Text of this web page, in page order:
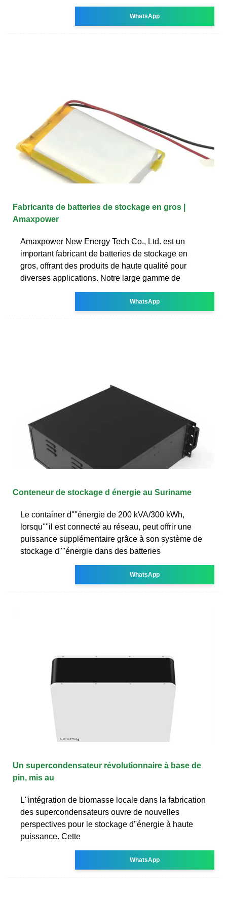
WhatsApp
Fabricants de batteries de stockage en gros |
Amaxpower
Amaxpower New Energy Tech Co., Ltd. est un
important fabricant de batteries de stockage en
gros, offrant des produits de haute qualité pour
diverses applications. Notre large gamme de
WhatsApp
Conteneur de stockage d énergie au Suriname
Le container d''''énergie de 200 kVA/300 kWh,
lorsqu''''il est connecté au réseau, peut offrir une
puissance supplémentaire grâce à son système de
stockage d''''énergie dans des batteries
WhatsApp
Un supercondensateur révolutionnaire à base de
pin, mis au
L''intégration de biomasse locale dans la fabrication
des supercondensateurs ouvre de nouvelles
perspectives pour le stockage d''énergie à haute
puissance. Cette
WhatsApp